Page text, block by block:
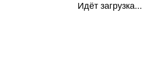
Идёт загрузка...